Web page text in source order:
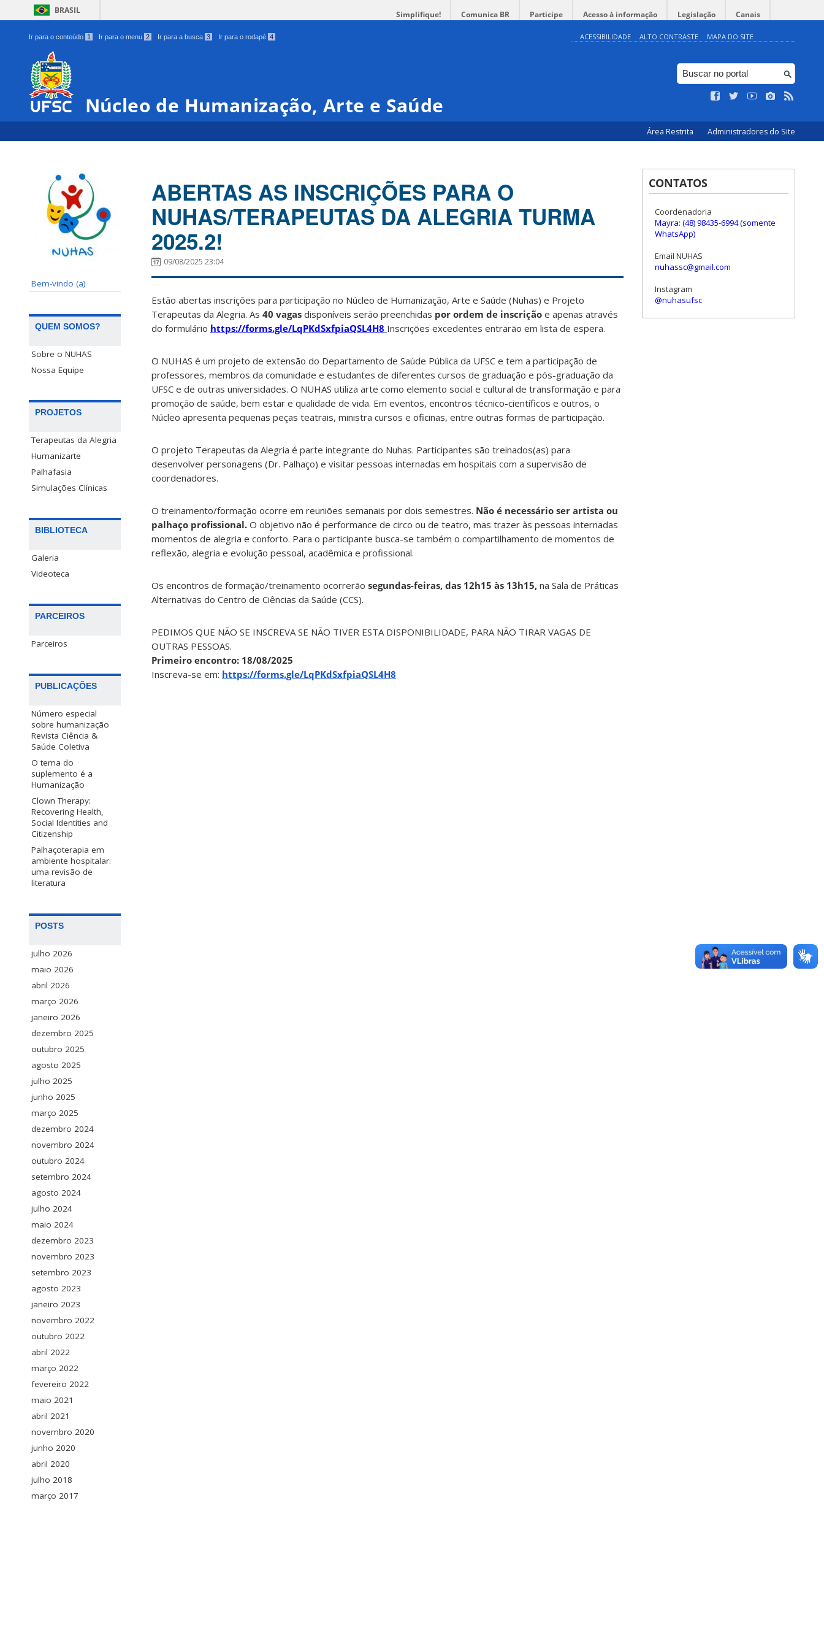
BRASIL Simplifique! Comunica BR Participe Acesso à informação Legislação Canais
Ir para o conteúdo 1 Ir para o menu 2 Ir para a busca 3 Ir para o rodapé 4 ACESSIBILIDADE ALTO CONTRASTE MAPA DO SITE
Núcleo de Humanização, Arte e Saúde
Área Restrita Administradores do Site
Bem-vindo (a)
QUEM SOMOS?
Sobre o NUHAS
Nossa Equipe
PROJETOS
Terapeutas da Alegria
Humanizarte
Palhafasia
Simulações Clínicas
BIBLIOTECA
Galeria
Videoteca
PARCEIROS
Parceiros
PUBLICAÇÕES
Número especial
sobre humanização
Revista Ciência &
Saúde Coletiva
O tema do
suplemento é a
Humanização
Clown Therapy:
Recovering Health,
Social Identities and
Citizenship
Palhaçoterapia em
ambiente hospitalar:
uma revisão de
literatura
POSTS
julho 2026
maio 2026
abril 2026
março 2026
janeiro 2026
dezembro 2025
outubro 2025
agosto 2025
julho 2025
junho 2025
março 2025
dezembro 2024
novembro 2024
outubro 2024
setembro 2024
agosto 2024
julho 2024
maio 2024
dezembro 2023
novembro 2023
setembro 2023
agosto 2023
janeiro 2023
novembro 2022
outubro 2022
abril 2022
março 2022
fevereiro 2022
maio 2021
abril 2021
novembro 2020
junho 2020
abril 2020
julho 2018
março 2017
ABERTAS AS INSCRIÇÕES PARA O
NUHAS/TERAPEUTAS DA ALEGRIA TURMA
2025.2!
09/08/2025 23:04
Estão abertas inscrições para participação no Núcleo de Humanização, Arte e Saúde (Nuhas) e Projeto
Terapeutas da Alegria. As 40 vagas disponíveis serão preenchidas por ordem de inscrição e apenas através
do formulário https://forms.gle/LqPKdSxfpiaQSL4H8 Inscrições excedentes entrarão em lista de espera.
O NUHAS é um projeto de extensão do Departamento de Saúde Pública da UFSC e tem a participação de
professores, membros da comunidade e estudantes de diferentes cursos de graduação e pós-graduação da
UFSC e de outras universidades. O NUHAS utiliza arte como elemento social e cultural de transformação e para
promoção de saúde, bem estar e qualidade de vida. Em eventos, encontros técnico-científicos e outros, o
Núcleo apresenta pequenas peças teatrais, ministra cursos e oficinas, entre outras formas de participação.
O projeto Terapeutas da Alegria é parte integrante do Nuhas. Participantes são treinados(as) para
desenvolver personagens (Dr. Palhaço) e visitar pessoas internadas em hospitais com a supervisão de
coordenadores.
O treinamento/formação ocorre em reuniões semanais por dois semestres. Não é necessário ser artista ou
palhaço profissional. O objetivo não é performance de circo ou de teatro, mas trazer às pessoas internadas
momentos de alegria e conforto. Para o participante busca-se também o compartilhamento de momentos de
reflexão, alegria e evolução pessoal, acadêmica e profissional.
Os encontros de formação/treinamento ocorrerão segundas-feiras, das 12h15 às 13h15, na Sala de Práticas
Alternativas do Centro de Ciências da Saúde (CCS).
PEDIMOS QUE NÃO SE INSCREVA SE NÃO TIVER ESTA DISPONIBILIDADE, PARA NÃO TIRAR VAGAS DE
OUTRAS PESSOAS.
Primeiro encontro: 18/08/2025
Inscreva-se em: https://forms.gle/LqPKdSxfpiaQSL4H8
CONTATOS
Coordenadoria
Mayra: (48) 98435-6994 (somente
WhatsApp)
Email NUHAS
nuhassc@gmail.com
Instagram
@nuhasufsc